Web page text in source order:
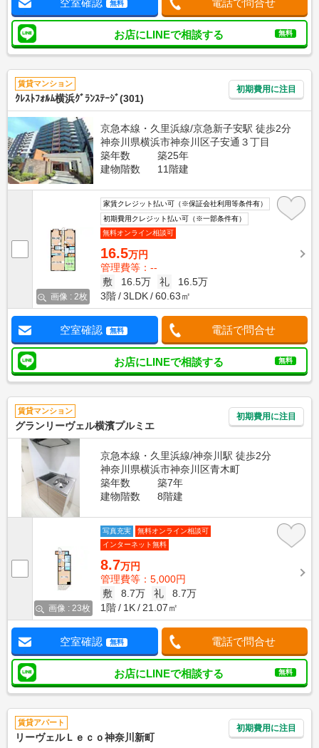
空室確認 無料 電話で問合せ
お店にLINEで相談する 無料
賃貸マンション
ｸﾚｽﾄﾌｫﾙﾑ横浜ｸﾞﾗﾝｽﾃｰｼﾞ(301)
初期費用に注目
京急本線・久里浜線/京急新子安駅 徒歩2分
神奈川県横浜市神奈川区子安通３丁目
築年数
築25年
建物階数
11階建
画像 : 2枚
家賃クレジット払い可（※保証会社利用等条件有）
初期費用クレジット払い可（※一部条件有）
無料オンライン相談可
16.5万円
管理費等：--
敷
16.5万 礼
16.5万
3階
3LDK 60.63㎡
空室確認 無料 電話で問合せ
お店にLINEで相談する 無料
賃貸マンション
グランリーヴェル横濱プルミエ
初期費用に注目
京急本線・久里浜線/神奈川駅 徒歩2分
神奈川県横浜市神奈川区青木町
築年数
築7年
建物階数
8階建
画像 : 23枚
写真充実
無料オンライン相談可
インターネット無料
8.7万円
管理費等：5,000円
敷
8.7万 礼
8.7万
1階
1K 21.07㎡
空室確認 無料 電話で問合せ
お店にLINEで相談する 無料
賃貸アパート
リーヴェルＬｅｃｏ神奈川新町
初期費用に注目